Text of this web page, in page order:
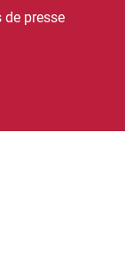
presse